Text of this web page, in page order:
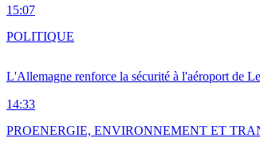
15:07
L'Allemagne renforce la sécurité à l'aéroport de
14:33
POLITIQUE
PROENERGIE, ENVIRONNEMENT ET